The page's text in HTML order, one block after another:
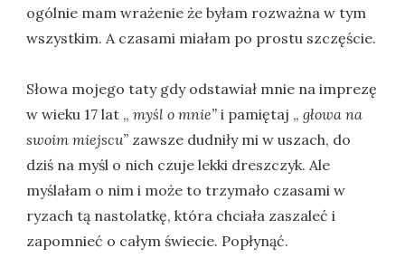
ogólnie mam wrażenie że byłam rozważna w tym
wszystkim. A czasami miałam po prostu szczęście.
Słowa mojego taty gdy odstawiał mnie na imprezę
w wieku 17 lat „myśl o mnie” i pamiętaj „głowa na
swoim miejscu” zawsze dudniły mi w uszach, do
dziś na myśl o nich czuje lekki dreszczyk. Ale
myślałam o nim i może to trzymało czasami w
ryzach tą nastolatkę, która chciała zaszaleć i
zapomnieć o całym świecie. Popłynąć.